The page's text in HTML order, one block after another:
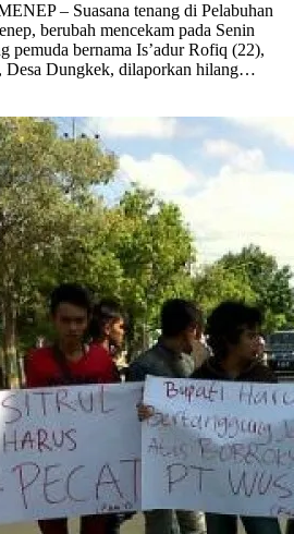
– Suasana tenang di Pelabuhan
berubah mencekam pada Senin
pemuda bernama Is’adur Rofiq (22),
Desa Dungkek, dilaporkan hilang…